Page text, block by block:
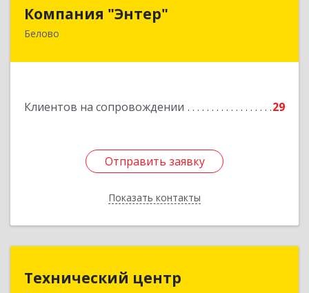
Компания "Энтер"
Белово
Клиентов на сопровождении 29
Отправить заявку
Показать контакты
652600, Кемеровская обл, Белово г, Почтовый
Отправить заявку
Назад
Технический центр